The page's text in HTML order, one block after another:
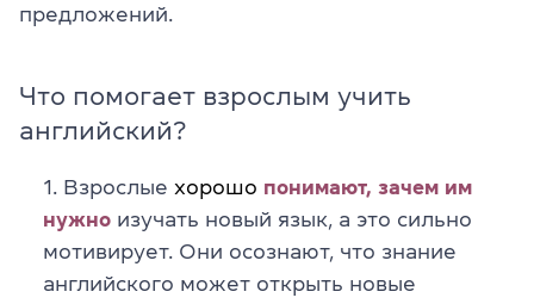
предложений.
Что помогает взрослым учить
английский?
Взрослые хорошо понимают, зачем им
нужно изучать новый язык, а это сильно
мотивирует. Они осознают, что знание
английского может открыть новые